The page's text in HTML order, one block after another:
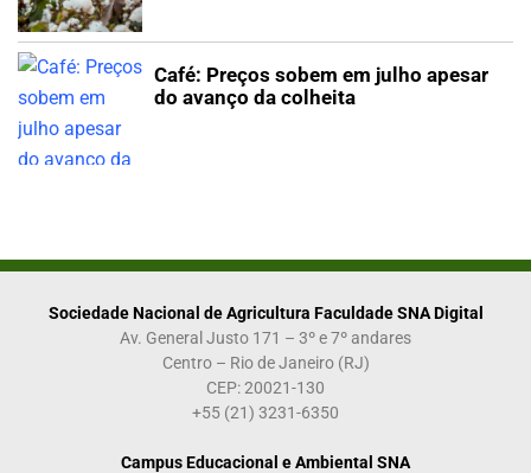
Café: Preços sobem em julho apesar
do avanço da colheita
Sociedade Nacional de Agricultura Faculdade SNA Digital
Av. General Justo 171 – 3º e 7º andares
Centro – Rio de Janeiro (RJ)
CEP: 20021-130
+55 (21) 3231-6350
Campus Educacional e Ambiental SNA